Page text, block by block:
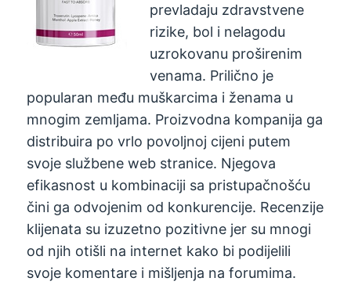
prevladaju zdravstvene
rizike, bol i nelagodu
uzrokovanu proširenim
venama. Prilično je
popularan među muškarcima i ženama u
mnogim zemljama. Proizvodna kompanija ga
distribuira po vrlo povoljnoj cijeni putem
svoje službene web stranice. Njegova
efikasnost u kombinaciji sa pristupačnošću
čini ga odvojenim od konkurencije. Recenzije
klijenata su izuzetno pozitivne jer su mnogi
od njih otišli na internet kako bi podijelili
svoje komentare i mišljenja na forumima.